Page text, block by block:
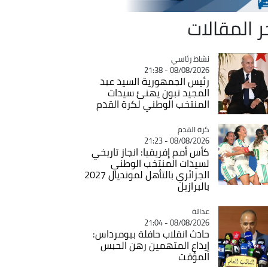
المقالات
Catégorie
نشاط رئاسي
08/08/2026 - 21:38
رئيس الجمهورية السيد عبد
المجيد تبون يهنئ سيدات
المنتخب الوطني لكرة القدم
Catégorie
كرة القدم
08/08/2026 - 21:23
كأس أمم إفريقيا: انجاز تاريخي
لسيدات المنتخب الوطني
الجزائري بالتأهل لمونديال 2027
بالبرازيل
Catégorie
عدالة
08/08/2026 - 21:04
حادث انقلاب حافلة ببومرداس:
إيداع المتهمين رهن الحبس
المؤقت